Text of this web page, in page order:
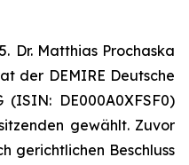
. Dr. Matthias Prochaska
der DEMIRE Deutsche
DE000A0XFSF0)
gewählt. Zuvor
gerichtlichen Beschluss